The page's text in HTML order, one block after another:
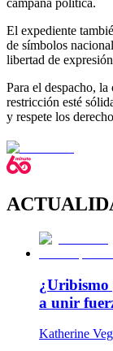
campaña política.
El expediente
de símbolos
libertad de
Para el despacho,
restricción esté
y respete los
¿Uribismo
a unir
Katherine